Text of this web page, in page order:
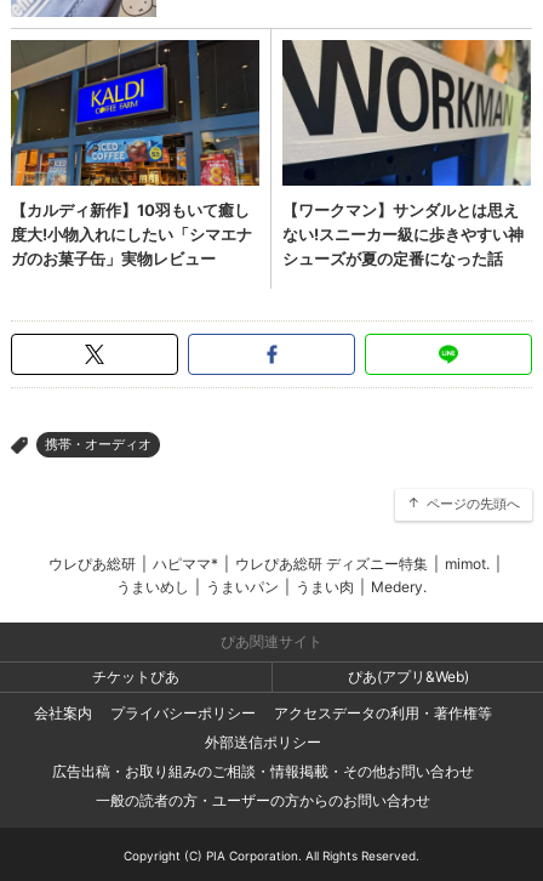
> 携帯・オーディオ
ページの先頭へ
ウレぴあ総研 ハピママ* ウレぴあ総研 ディズニー特集 mimot.
うまいめし
うまいパン うまい肉 Medery.
ぴあ関連サイト
チケットぴあ
ぴあ(アプリ&Web)
会社案内
プライバシーポリシー
アクセスデータの利用・著作権等
外部送信ポリシー
広告出稿・お取り組みのご相談・情報掲載・その他お問い合わせ
一般の読者の方・ユーザーの方からのお問い合わせ
Copyright (C) PIA Corporation. All Rights Reserved.